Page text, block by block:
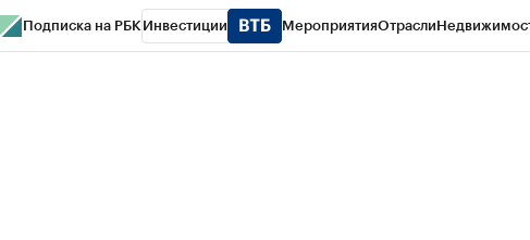
Подписка на РБК Инвестиции МероприятияОтрасли